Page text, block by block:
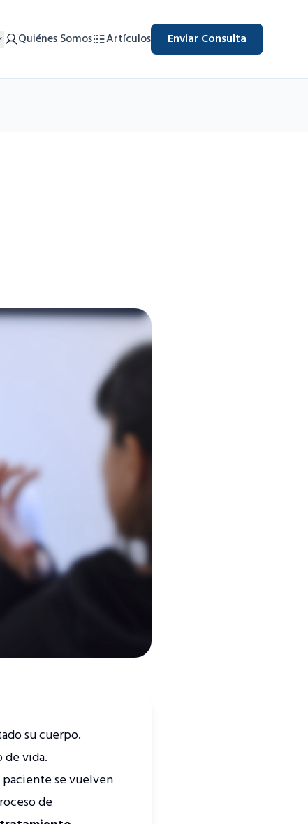
Quiénes Somos Artículos Enviar Consulta
su cuerpo.
de vida.
se vuelven
de